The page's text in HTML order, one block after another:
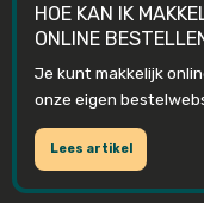
HOE KAN IK
ONLINE
Je kunt makkelijk
onze eigen
Lees artikel